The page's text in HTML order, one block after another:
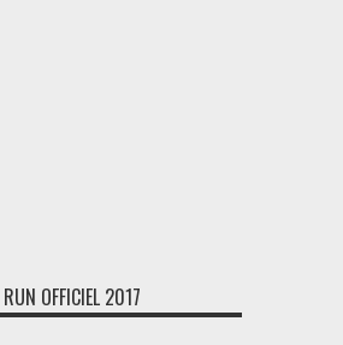
OFFICIEL 2017